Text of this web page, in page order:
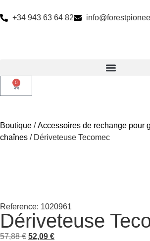
+34 943 63 64 82
0
Boutique /Accessoires de rechange pour
chaînes / Dériveteuse Tecomec
Reference: 1020961
Dériveteuse
57,88€ 52,09 €